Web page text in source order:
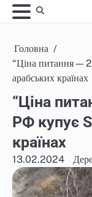
Skip
to
Головна
“Ціна питання —
арабських країнах
“Ціна
РФ купує
країнах
13.02.2024